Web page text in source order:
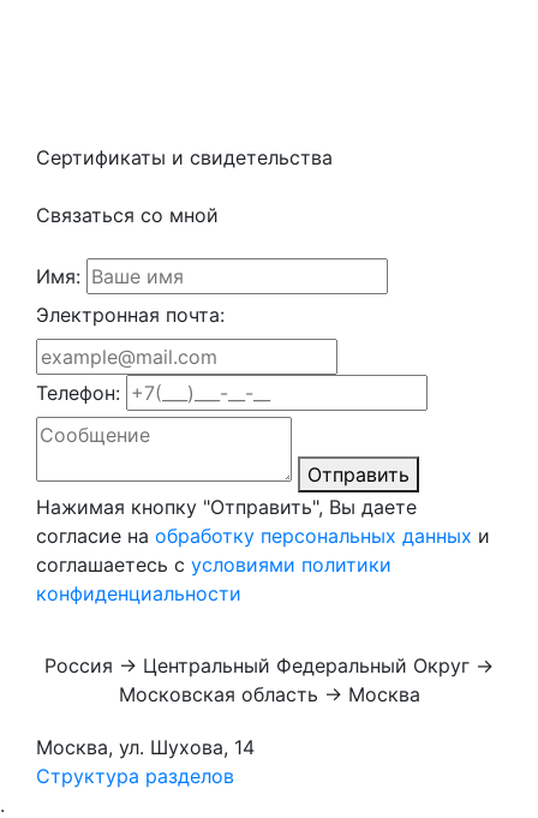
Сертификаты и свидетельства
Связаться со мной
Имя:
Электронная почта:
Телефон:
Отправить
Нажимая кнопку "Отправить", Вы даете
согласие на обработку персональных данных и
соглашаетесь с условиями политики
конфиденциальности
Россия → Центральный Федеральный Округ →
Московская область → Москва
Москва, ул. Шухова, 14
Структура разделов
.